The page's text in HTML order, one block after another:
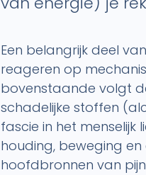
Een belangrijk deel
reageren op
bovenstaande volgt
schadelijke stoffen
fascie in het
houding, beweging
hoofdbronnen van